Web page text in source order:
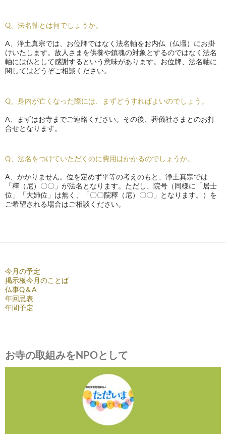
Q、法名軸とは何でしょうか。
A、浄土真宗では、お位牌ではなく法名軸をお内仏（仏壇）にお掛
けいたします。故人さまを供養や鎮魂の対象とするのではなく法名
軸には仏として感謝するという意味があります。お位牌、法名軸に
関してはどうぞご相談ください。
Q、身内が亡くなった際には、まずどうすればよいのでしょう。
A、まずはお寺までご連絡ください。その後、葬儀社さまとのお打
合せとなります。
Q、法名をつけていただくのに費用はかかるのでしょうか。
A、かかりません。位を定めず平等の考えのもと、浄土真宗では
「釋（尼）〇〇」が法名となります。ただし、院号（同様に「居士
位」「大姉位」は無く、「〇〇院釋（尼）〇〇」となります。）を
ご希望される場合はご相談ください。
今月の予定
掲示板今月のことば
仏事Q＆A
年回忌表
年間予定
お寺の取組みをNPOとして